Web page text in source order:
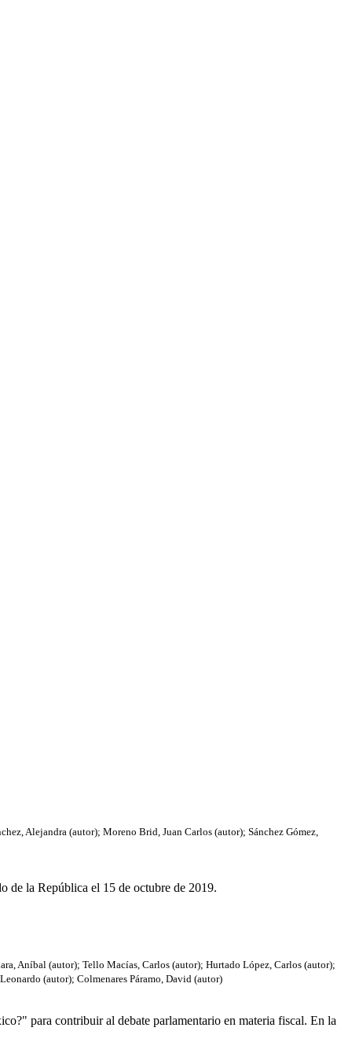
Alejandra (autor); Moreno Brid, Juan Carlos (autor); Sánchez Gómez,
de la República el 15 de octubre de 2019.
Aníbal (autor); Tello Macías, Carlos (autor); Hurtado López, Carlos (autor);
(autor); Colmenares Páramo, David (autor)
para contribuir al debate parlamentario en materia fiscal. En la